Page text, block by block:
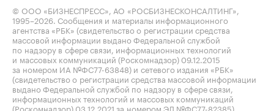
© ООО «БИЗНЕСПРЕСС», АО «РОСБИЗНЕСКОНСАЛТИНГ»,
1995–2026 . Сообщения и материалы информационного
агентства «РБК» (свидетельство о регистрации средства
массовой информации выдано Федеральной службой
по надзору в сфере связи, информационных технологий
и массовых коммуникаций (Роскомнадзор) 09.12.2015
за номером ИА №ФС77-63848) и сетевого издания «РБК»
(свидетельство о регистрации средства массовой информации
выдано Федеральной службой по надзору в сфере связи,
информационных технологий и массовых коммуникаций
(Роскомнадзор) 03.12.2021 за номером ЭЛ №ФС77-82385)